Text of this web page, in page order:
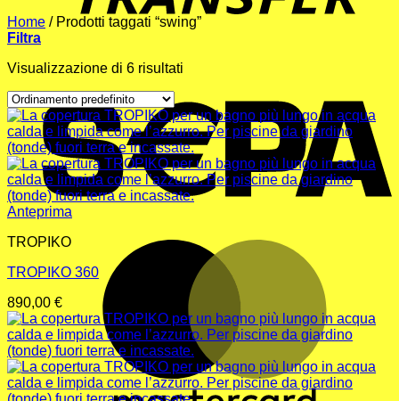
Home /Prodotti taggati “swing”
Filtra
Visualizzazione di 6 risultati
Anteprima
TROPIKO
TROPIKO 360
890,00 €